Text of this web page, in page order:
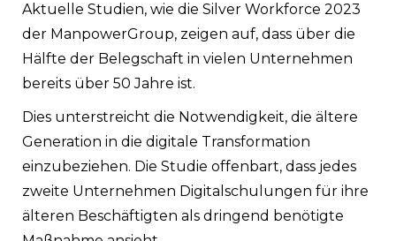
Aktuelle Studien, wie die Silver Workforce 2023
der ManpowerGroup, zeigen auf, dass über die
Hälfte der Belegschaft in vielen Unternehmen
bereits über 50 Jahre ist.
Dies unterstreicht die Notwendigkeit, die ältere
Generation in die digitale Transformation
einzubeziehen. Die Studie offenbart, dass jedes
zweite Unternehmen Digitalschulungen für ihre
älteren Beschäftigten als dringend benötigte